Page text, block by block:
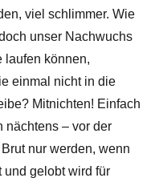
viel schlimmer. Wie
unser Nachwuchs
laufen können,
einmal nicht in die
Mitnichten! Einfach
nächtens – vor der
nur werden, wenn
und gelobt wird für